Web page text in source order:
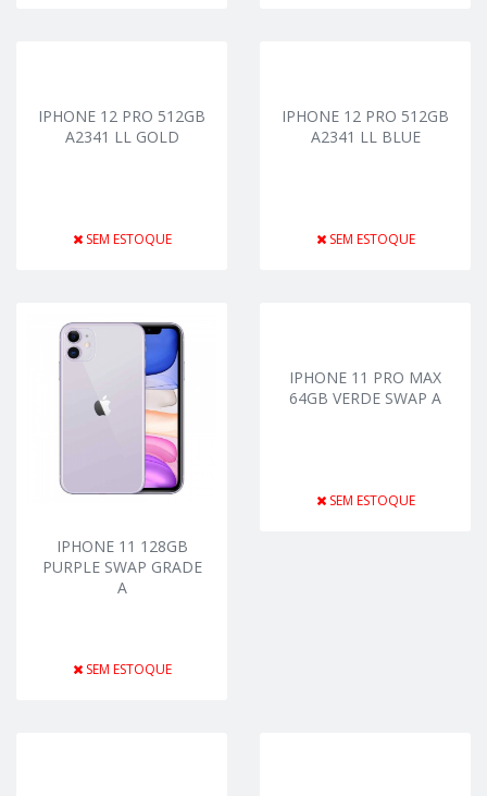
IPHONE 12 PRO 512GB
A2341 LL GOLD
SEM ESTOQUE
IPHONE 12 PRO 512GB
A2341 LL BLUE
SEM ESTOQUE
IPHONE 11 128GB
PURPLE SWAP GRADE
A
SEM ESTOQUE
IPHONE 11 PRO MAX
64GB VERDE SWAP A
SEM ESTOQUE